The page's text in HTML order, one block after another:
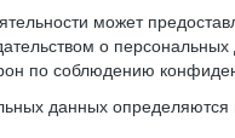
может
о
по соблюдению
данных